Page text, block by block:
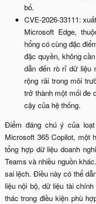
bố.​
CVE-2026-33111:
Microsoft Edge,
hổng có cùng đặc
đặc quyền, không
dẫn đến rò rỉ dữ liệu
rộng rãi trong môi
trở thành một mối đe
cậy của hệ thống.​
Điểm đáng chú ý của
Microsoft 365 Copilot, một
tổng hợp dữ liệu doanh
Teams và nhiều nguồn
sai lệch. Điều này có thể
liệu nội bộ, dữ liệu tài
thác trong điều kiện phù